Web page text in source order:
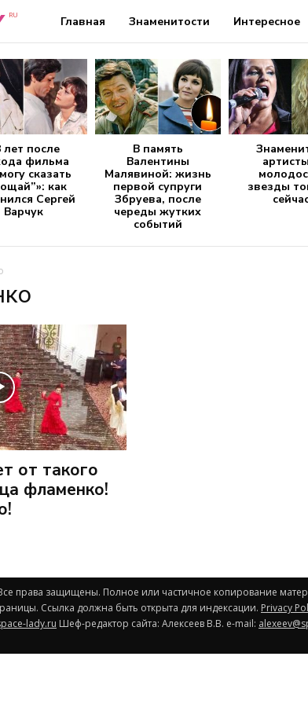
RU Главная Знаменитости Интересное
лет после
фильма
сказать
как
Сергей
Варчук
В память
Валентины
Малявиной: жизнь
первой супруги
Збруева, после
череды жутких
событий
звезды
от такого
фламенко!
права защищены. Полное или частичное копирование
Ссылка должна быть открыта для индексации. Privacy
lady.ru Шеф-редактор сайта: Алексеев В.В. e-mail: